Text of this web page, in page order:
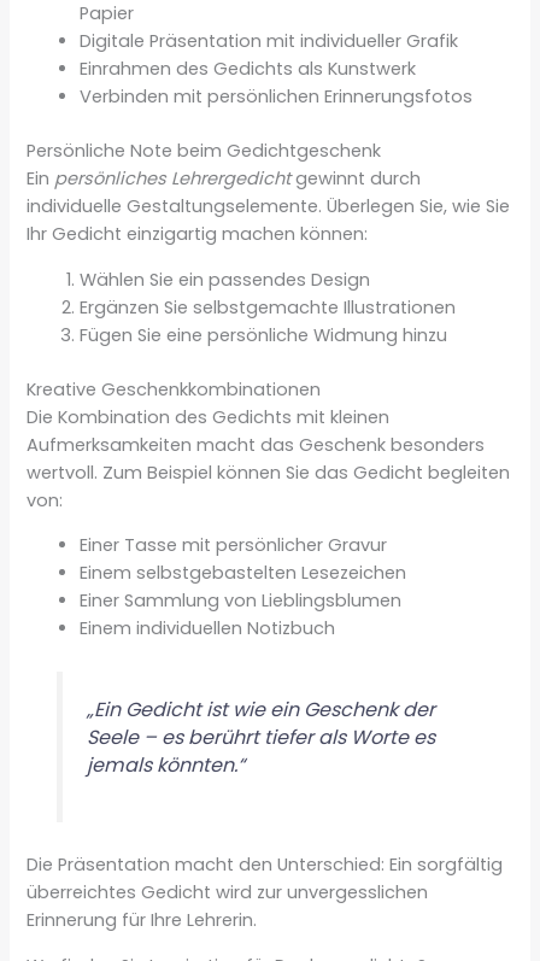
Papier
Digitale Präsentation mit individueller Grafik
Einrahmen des Gedichts als Kunstwerk
Verbinden mit persönlichen Erinnerungsfotos
Persönliche Note beim Gedichtgeschenk
Ein persönliches Lehrergedichtgewinnt durch
individuelle Gestaltungselemente. Überlegen Sie, wie Sie
Ihr Gedicht einzigartig machen können:
Wählen Sie ein passendes Design
Ergänzen Sie selbstgemachte Illustrationen
Fügen Sie eine persönliche Widmung hinzu
Kreative Geschenkkombinationen
Die Kombination des Gedichts mit kleinen
Aufmerksamkeiten macht das Geschenk besonders
wertvoll. Zum Beispiel können Sie das Gedicht begleiten
von:
Einer Tasse mit persönlicher Gravur
Einem selbstgebastelten Lesezeichen
Einer Sammlung von Lieblingsblumen
Einem individuellen Notizbuch
„Ein Gedicht ist wie ein Geschenk der
Seele – es berührt tiefer als Worte es
jemals könnten.“
Die Präsentation macht den Unterschied: Ein sorgfältig
überreichtes Gedicht wird zur unvergesslichen
Erinnerung für Ihre Lehrerin.